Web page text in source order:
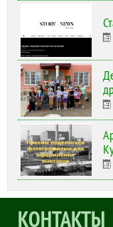
КОНТАКТЫ